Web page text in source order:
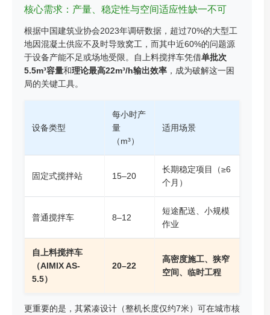
核心需求：产量、稳定性与空间适应性缺一不可
根据中国建筑业协会2023年调研数据，超过70%的大型工
地因混凝土供应不及时导致窝工，而其中近60%的问题源
于设备产能不足或场地受限。自上料搅拌车凭借单批次
5.5m³容量和理论最高22m³/h输出效率 ，成为破解这一困
局的关键工具。
设备类型
每小时产
量
（m³）
适用场景
固定式搅拌站 15–20
长期稳定项目（≥6
个月）
普通搅拌车 8–12
短途配送、小规模
作业
自上料搅拌车
（AIMIX AS-
5.5）
20–22
高密度施工、狭窄
空间、临时工程
更重要的是，其紧凑设计（整机长度仅约7米）可在城市核